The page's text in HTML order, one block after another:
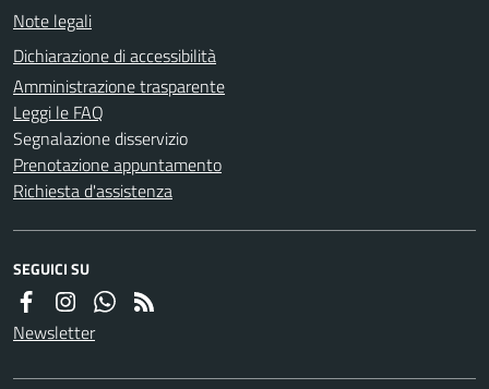
Note legali
Dichiarazione di accessibilità
Amministrazione trasparente
Leggi le FAQ
Segnalazione disservizio
Prenotazione appuntamento
Richiesta d'assistenza
SEGUICI SU
Newsletter